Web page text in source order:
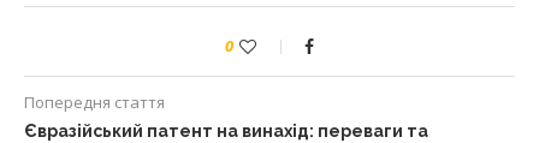
0
Попередня стаття
Євразійський патент на винахід: переваги та